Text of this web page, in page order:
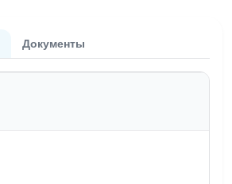
Документы